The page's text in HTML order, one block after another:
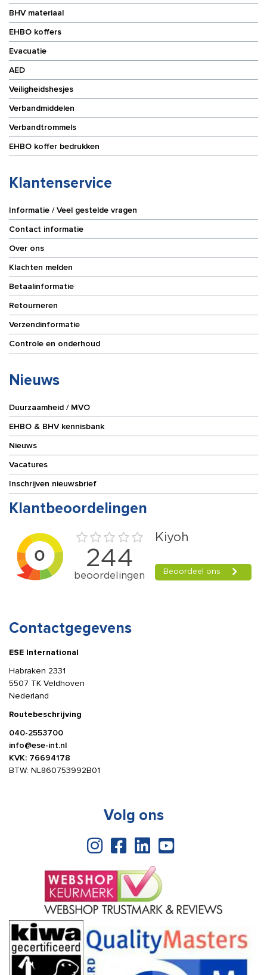
BHV materiaal
EHBO koffers
Evacuatie
AED
Veiligheidshesjes
Verbandmiddelen
Verbandtrommels
EHBO koffer bedrukken
Klantenservice
Informatie / Veel gestelde vragen
Contact informatie
Over ons
Klachten melden
Betaalinformatie
Retourneren
Verzendinformatie
Controle en onderhoud
Nieuws
Duurzaamheid / MVO
EHBO & BHV kennisbank
Nieuws
Vacatures
Inschrijven nieuwsbrief
Klantbeoordelingen
Contactgegevens
ESE International
Habraken 2331
5507 TK Veldhoven
Nederland
Routebeschrijving
040-2553700
info@ese-int.nl
KVK: 76694178
BTW: NL860753992B01
Volg ons